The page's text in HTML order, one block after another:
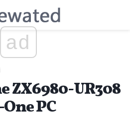
ad
ZX6980-UR308
PC